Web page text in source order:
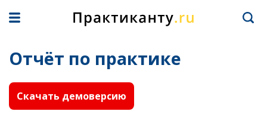
Отчёт по практике
Скачать демоверсию